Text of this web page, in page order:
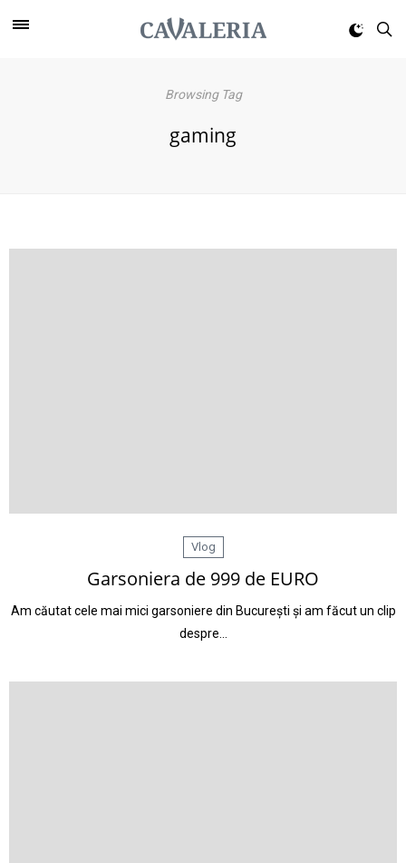
Browsing Tag
gaming
Vlog
Garsoniera de 999 de EURO
Am căutat cele mai mici garsoniere din București și am făcut un clip
despre…